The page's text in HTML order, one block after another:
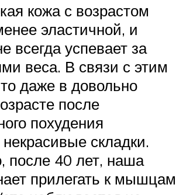
кожа с возрастом
эластичной, и
всегда успевает за
веса. В связи с этим
даже в довольно
после
похудения
складки.
после 40 лет, наша
прилегать к мышцам